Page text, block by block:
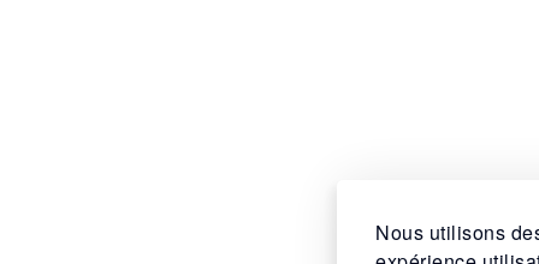
Nous utilisons